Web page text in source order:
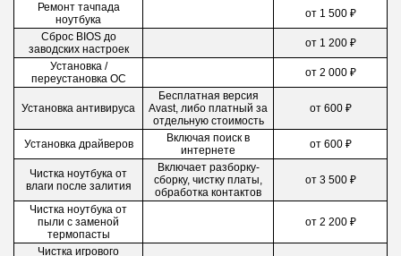
Ремонт тачпада
ноутбука
от 1 500 ₽
Сброс BIOS до
заводских настроек
от 1 200 ₽
Установка /
переустановка ОС
от 2 000 ₽
Установка антивируса
Бесплатная версия
Avast, либо платный за
отдельную стоимость
от 600 ₽
Установка драйверов
Включая поиск в
интернете
от 600 ₽
Чистка ноутбука от
влаги после залития
Включает разборку-
сборку, чистку платы,
обработка контактов
от 3 500 ₽
Чистка ноутбука от
пыли с заменой
термопасты
от 2 200 ₽
Чистка игрового